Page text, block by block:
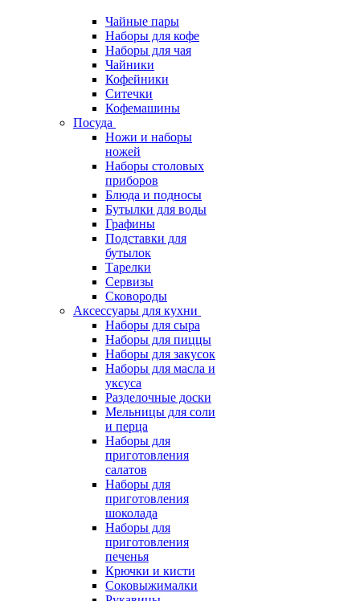
Чайные пары
Наборы для кофе
Наборы для чая
Чайники
Кофейники
Ситечки
Кофемашины
Посуда
Ножи и наборы
ножей
Наборы столовых
приборов
Блюда и подносы
Бутылки для воды
Графины
Подставки для
бутылок
Тарелки
Сервизы
Сковороды
Аксессуары для кухни
Наборы для сыра
Наборы для пиццы
Наборы для закусок
Наборы для масла и
уксуса
Разделочные доски
Мельницы для соли
и перца
Наборы для
приготовления
салатов
Наборы для
приготовления
шоколада
Наборы для
приготовления
печенья
Крючки и кисти
Соковыжималки